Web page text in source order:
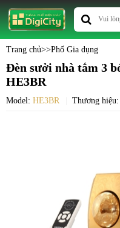
Trang chủ>>Phố Gia dụng
Đèn sưởi nhà tắm 3
HE3BR
Model: HE3BR Thương hiệu: